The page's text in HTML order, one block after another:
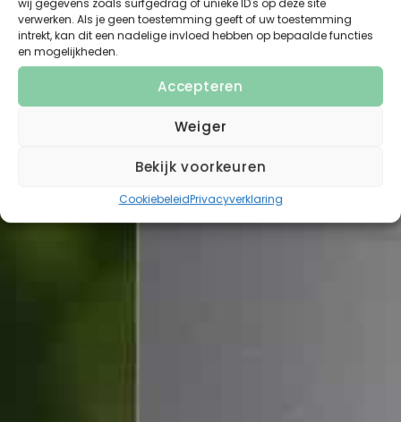
wij gegevens zoals surfgedrag of unieke ID's op deze site
verwerken. Als je geen toestemming geeft of uw toestemming
intrekt, kan dit een nadelige invloed hebben op bepaalde functies
en mogelijkheden.
Accepteren
Weiger
Bekijk voorkeuren
CookiebeleidPrivacyverklaring